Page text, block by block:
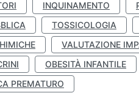
INQUINAMENTO
TOSSICOLOGIA
VALUTAZIONE
OBESITÀ INFANTILE
PREMATURO